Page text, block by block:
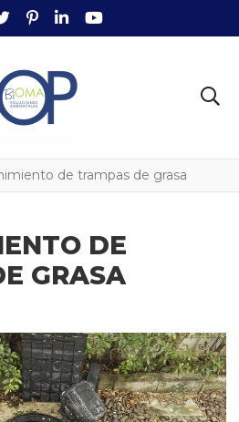
SOCIAL LINK
TWITTER SOCIAL LINK
PINTEREST SOCIAL LINK
LINKEDIN SOCIAL LINK
YOUTUBE SOCIAL
de trampas de grasa
DE
GRASA